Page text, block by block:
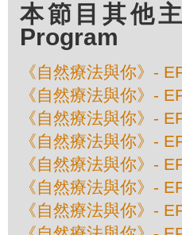
本節目其他
Program
《自然療法與你》-
《自然療法與你》-
《自然療法與你》-
《自然療法與你》-
《自然療法與你》-
《自然療法與你》-
《自然療法與你》-